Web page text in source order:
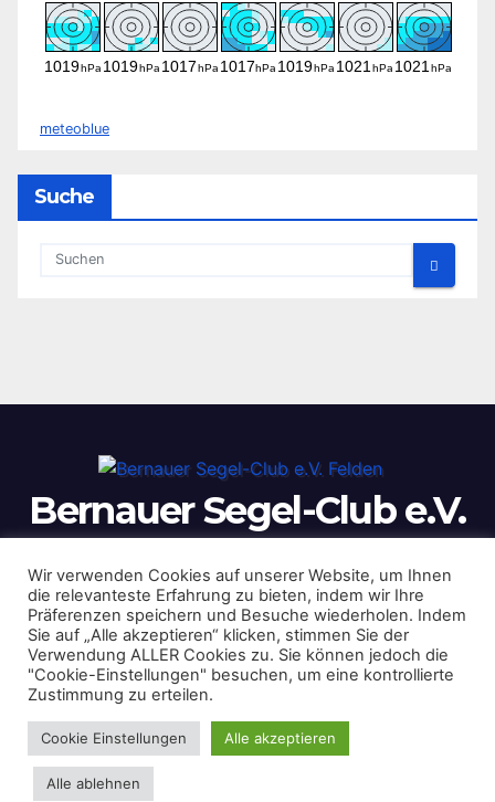
meteoblue
Suche
Bernauer Segel-Club e.V.
Felden
Impressum
Wir verwenden Cookies auf unserer Website, um Ihnen
die relevanteste Erfahrung zu bieten, indem wir Ihre
Präferenzen speichern und Besuche wiederholen. Indem
Sie auf „Alle akzeptieren“ klicken, stimmen Sie der
Verwendung ALLER Cookies zu. Sie können jedoch die
"Cookie-Einstellungen" besuchen, um eine kontrollierte
Zustimmung zu erteilen.
Cookie Einstellungen Alle akzeptieren
Alle ablehnen